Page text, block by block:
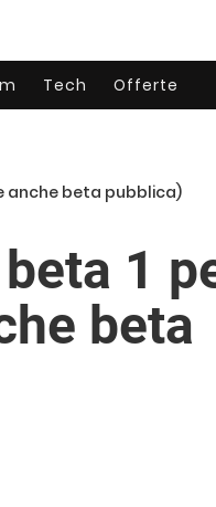
Tech Offerte
anche beta pubblica)
1
beta